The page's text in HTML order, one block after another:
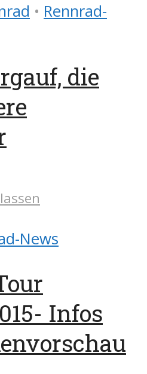
• Rennrad-
die
News
Infos